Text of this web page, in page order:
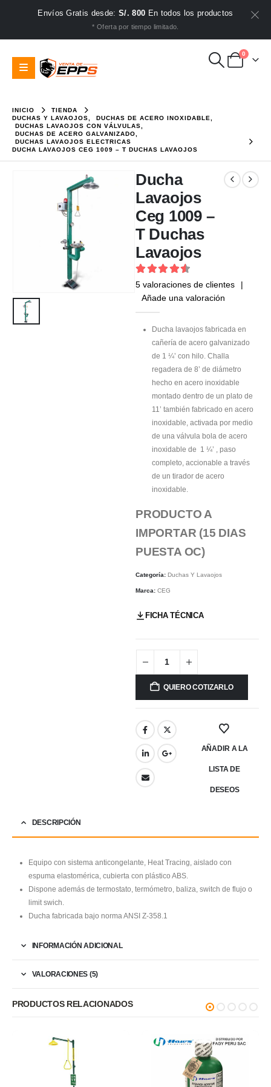
Envíos Gratis desde:S/. 800 En todos los productos
* Oferta por tiempo limitado.
0
INICIO
TIENDA
DUCHAS Y LAVAOJOS
DUCHAS DE ACERO INOXIDABLE
DUCHAS LAVAOJOS CON VÁLVULAS
DUCHAS DE ACERO GALVANIZADO
DUCHAS LAVAOJOS ELECTRICAS
DUCHA LAVAOJOS CEG 1009 – T DUCHAS LAVAOJOS
Ducha
Lavaojos
Ceg 1009 –
T Duchas
Lavaojos
4.6out of 5
5 valoraciones de clientes
|
Añade una valoración
Ducha lavaojos fabricada en
cañería de acero galvanizado
de 1 ¼’ con hilo. Challa
regadera de 8’ de diámetro
hecho en acero inoxidable
montado dentro de un plato de
11’ también fabricado en acero
inoxidable, activada por medio
de una válvula bola de acero
inoxidable de 1 ¼’ , paso
completo, accionable a través
de un tirador de acero
inoxidable.
PRODUCTO A
IMPORTAR (15 DIAS
PUESTA OC)
Categoría: Duchas Y Lavaojos
Marca: CEG
FICHA TÉCNICA
QUIERO COTIZARLO
AÑADIR A LA
LISTA DE
DESEOS
DESCRIPCIÓN
Equipo con sistema anticongelante, Heat Tracing, aislado con
espuma elastomérica, cubierta con plástico ABS.
Dispone además de termostato, termómetro, baliza, switch de flujo o
limit swich.
Ducha fabricada bajo norma ANSI Z-358.1
INFORMACIÓN ADICIONAL
VALORACIONES (5)
PRODUCTOS RELACIONADOS